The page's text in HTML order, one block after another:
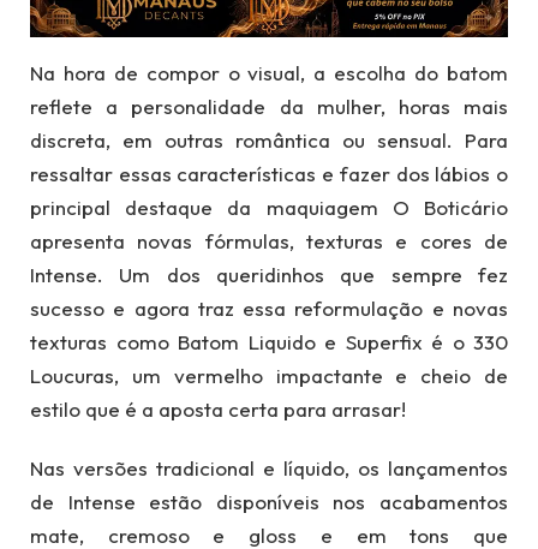
Na hora de compor o visual, a escolha do batom
reflete a personalidade da mulher, horas mais
discreta, em outras romântica ou sensual. Para
ressaltar essas características e fazer dos lábios o
principal destaque da maquiagem O Boticário
apresenta novas fórmulas, texturas e cores de
Intense. Um dos queridinhos que sempre fez
sucesso e agora traz essa reformulação e novas
texturas como Batom Liquido e Superfix é o 330
Loucuras, um vermelho impactante e cheio de
estilo que é a aposta certa para arrasar!
Nas versões tradicional e líquido, os lançamentos
de Intense estão disponíveis nos acabamentos
mate, cremoso e gloss e em tons que